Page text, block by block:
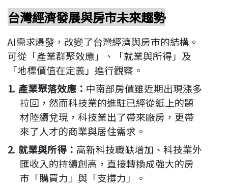
台灣經濟發展與房市未來趨勢
AI需求爆發，改變了台灣經濟與房市的結構。
可從 「產業群聚效應」、「就業與所得」及
「地標價值在定義」進行觀察。
1. 產業聚落效應 ： 中南部房價雖近期出現漲多
拉回，然而科技業的進駐已經從紙上的題
材陸續兌現，科技業出了帶來廠房，更帶
來了人才的商業與居住需求。
2. 就業與所得 ： 高新科技職缺增加、科技業外
匯收入的持續創高，直接轉換成強大的房
市「購買力」與「支撐力」。